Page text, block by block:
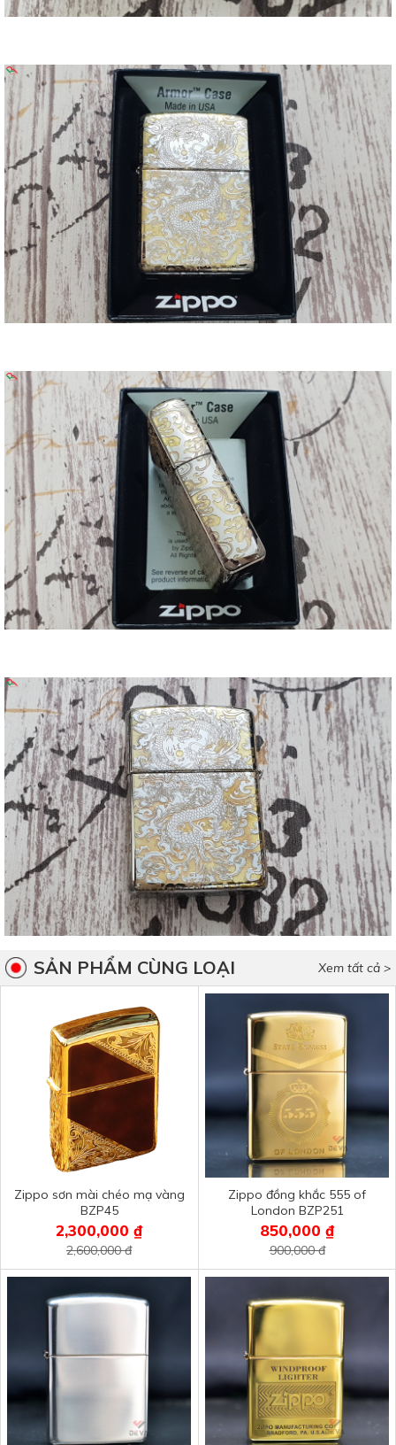
Xem tất cả >
SẢN PHẨM CÙNG LOẠI
Zippo sơn mài chéo mạ vàng
BZP45
2,300,000 ₫
2,600,000 đ
Zippo đồng khắc 555 of
London BZP251
850,000 ₫
900,000 đ